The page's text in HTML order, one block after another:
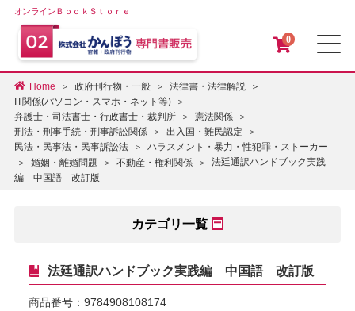
オンラインＢｏｏｋＳｔｏｒｅ
0
Home 政府刊行物・一般
法律書・法律解説
IT関係(パソコン・スマホ・ネット等)
弁護士・司法書士・行政書士・裁判所
憲法関係
刑法・刑事手続・刑事訴訟関係
出入国・難民認定
民法・民事法・民事訴訟法
ハラスメント・暴力・性犯罪・ストーカー
婚姻・離婚問題
不動産・権利関係
法廷通訳ハンドブック実践
編 中国語 改訂版
カテゴリ一覧
法廷通訳ハンドブック実践編 中国語 改訂版
商品番号： 9784908108174